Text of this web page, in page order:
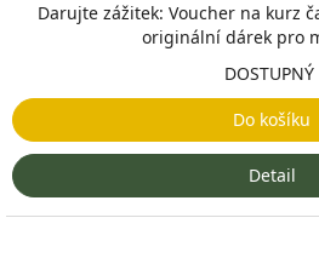
Darujte zážitek: Voucher na kurz
originální dárek pro
DOSTUPNÝ
Do košíku
Detail